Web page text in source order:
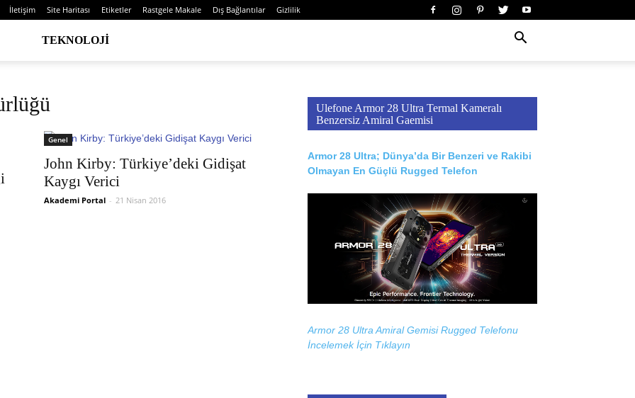
İletişim Site Haritası Etiketler Rastgele Makale Dış Bağlantılar Gizlilik
TEKNOLOJI
Genel
John Kirby: Türkiye’deki Gidişat
Kaygı Verici
Akademi Portal - 21 Nisan 2016
Ulefone Armor 28 Ultra Termal Kameralı
Benzersiz Amiral Gaemisi
Armor 28 Ultra; Dünya’da Bir Benzeri ve Rakibi
Olmayan En Güçlü Rugged Telefon
Armor 28 Ultra Amiral Gemisi Rugged Telefonu
İncelemek İçin Tıklayın